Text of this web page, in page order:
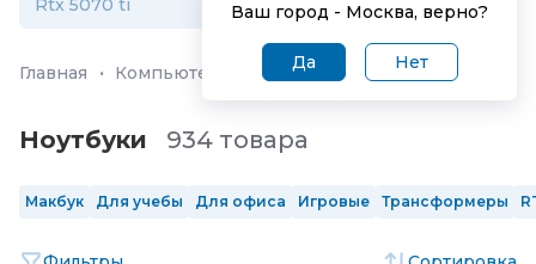
Ваш город - Москва, верно?
Да Нет
Главная · Компьютеры и ноутбуки Ноутбуки
Ноутбуки 934 товара
Макбук Для учебы Для офиса Игровые Трансформеры